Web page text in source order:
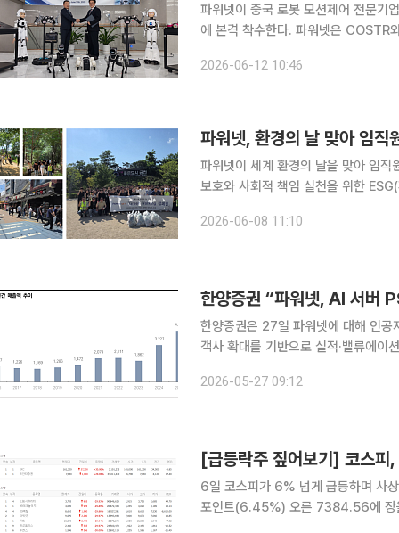
파워넷이 중국 로봇 모션제어 전문기
에 본격 착수한다. 파워넷은 COSTR와 로봇 핵심부품 사업 확대 및 글로벌 로봇 시장 공동 진출을
기술과 파워넷의 전력전자·배터리·제
2026-06-12 10:46
파워넷, 환경의 날 맞아 임
파워넷이 세계 환경의 날을 맞아 임직
보호와 사회적 책임 실천을 위한
이번 캠페인은 파워넷 본사에서 관악
2026-06-08 11:10
한양증권은 27일 파워넷에 대해 인
객사 확대를 기반으로 실적·밸류에이
2026-05-27 09:12
[급등락주 짚어보기] 코스피
6일 코스피가 6% 넘게 급등하며 사
포인트(6.45%) 오른 7384.56에 장